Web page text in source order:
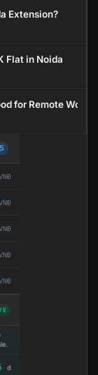
Extension?
Flat in Noida
for Remote Work?
đ